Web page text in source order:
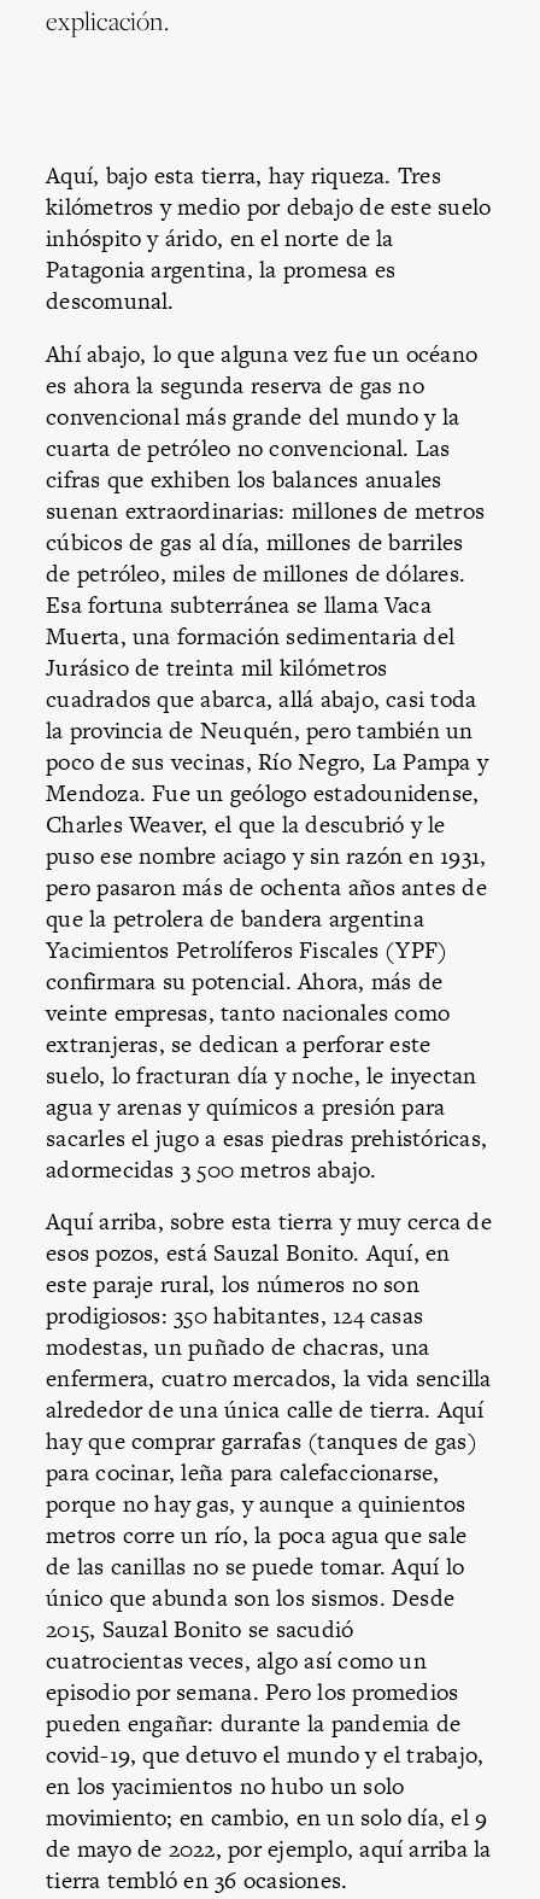
explicación.
Aquí, bajo esta tierra, hay riqueza. Tres
kilómetros y medio por debajo de este suelo
inhóspito y árido, en el norte de la
Patagonia argentina, la promesa es
descomunal.
Ahí abajo, lo que alguna vez fue un océano
es ahora la segunda reserva de gas no
convencional más grande del mundo y la
cuarta de petróleo no convencional. Las
cifras que exhiben los balances anuales
suenan extraordinarias: millones de metros
cúbicos de gas al día, millones de barriles
de petróleo, miles de millones de dólares.
Esa fortuna subterránea se llama Vaca
Muerta, una formación sedimentaria del
Jurásico de treinta mil kilómetros
cuadrados que abarca, allá abajo, casi toda
la provincia de Neuquén, pero también un
poco de sus vecinas, Río Negro, La Pampa y
Mendoza. Fue un geólogo estadounidense,
Charles Weaver, el que la descubrió y le
puso ese nombre aciago y sin razón en 1931,
pero pasaron más de ochenta años antes de
que la petrolera de bandera argentina
Yacimientos Petrolíferos Fiscales (YPF)
confirmara su potencial. Ahora, más de
veinte empresas, tanto nacionales como
extranjeras, se dedican a perforar este
suelo, lo fracturan día y noche, le inyectan
agua y arenas y químicos a presión para
sacarles el jugo a esas piedras prehistóricas,
adormecidas 3 500 metros abajo.
Aquí arriba, sobre esta tierra y muy cerca de
esos pozos, está Sauzal Bonito. Aquí, en
este paraje rural, los números no son
prodigiosos: 350 habitantes, 124 casas
modestas, un puñado de chacras, una
enfermera, cuatro mercados, la vida sencilla
alrededor de una única calle de tierra. Aquí
hay que comprar garrafas (tanques de gas)
para cocinar, leña para calefaccionarse,
porque no hay gas, y aunque a quinientos
metros corre un río, la poca agua que sale
de las canillas no se puede tomar. Aquí lo
único que abunda son los sismos. Desde
2015, Sauzal Bonito se sacudió
cuatrocientas veces, algo así como un
episodio por semana. Pero los promedios
pueden engañar: durante la pandemia de
covid-19, que detuvo el mundo y el trabajo,
en los yacimientos no hubo un solo
movimiento; en cambio, en un solo día, el 9
de mayo de 2022, por ejemplo, aquí arriba la
tierra tembló en 36 ocasiones.